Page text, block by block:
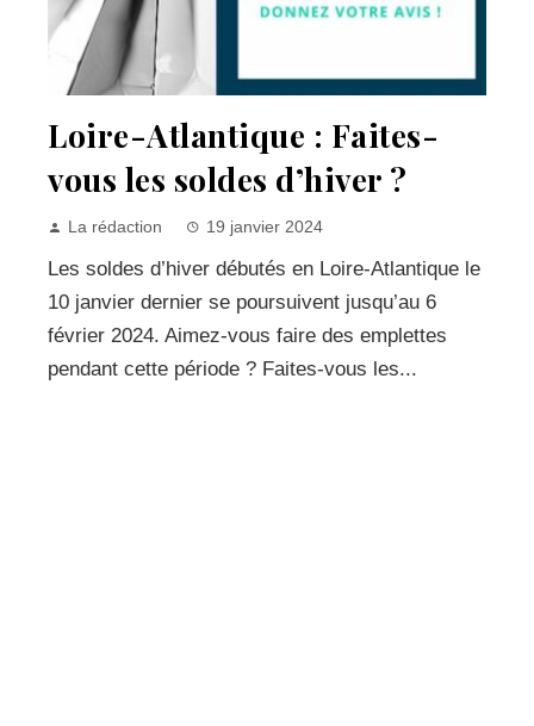
Loire-Atlantique : Faites-
vous les soldes d’hiver ?
La rédaction 19 janvier 2024
Les soldes d’hiver débutés en Loire-Atlantique le
10 janvier dernier se poursuivent jusqu’au 6
février 2024. Aimez-vous faire des emplettes
pendant cette période ? Faites-vous les...